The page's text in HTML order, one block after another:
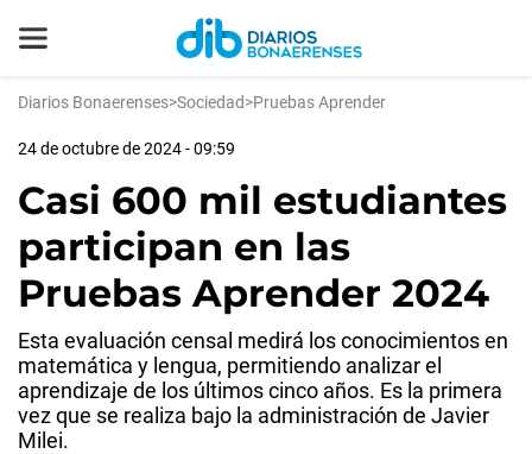
Diarios Bonaerenses>Sociedad>Pruebas Aprender
24 de octubre de 2024 - 09:59
Casi 600 mil estudiantes
participan en las
Pruebas Aprender 2024
Esta evaluación censal medirá los conocimientos en
matemática y lengua, permitiendo analizar el
aprendizaje de los últimos cinco años. Es la primera
vez que se realiza bajo la administración de Javier
Milei.